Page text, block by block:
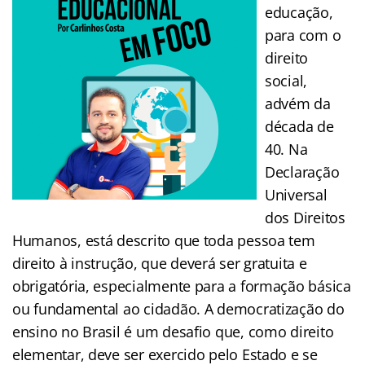
educação,
para com o
direito
social,
advém da
década de
40. Na
Declaração
Universal
dos Direitos
Humanos, está descrito que toda pessoa tem
direito à instrução, que deverá ser gratuita e
obrigatória, especialmente para a formação básica
ou fundamental ao cidadão. A democratização do
ensino no Brasil é um desafio que, como direito
elementar, deve ser exercido pelo Estado e se